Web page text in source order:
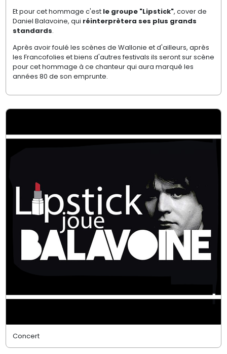
Et pour cet hommage c'est le groupe "Lipstick", cover de
Daniel Balavoine, qui réinterprètera ses plus grands
standards.
Après avoir foulé les scènes de Wallonie et d'ailleurs, après
les Francofolies et biens d'autres festivals ils seront sur scène
pour cet hommage à ce chanteur qui aura marqué les
années 80 de son emprunte.
Concert